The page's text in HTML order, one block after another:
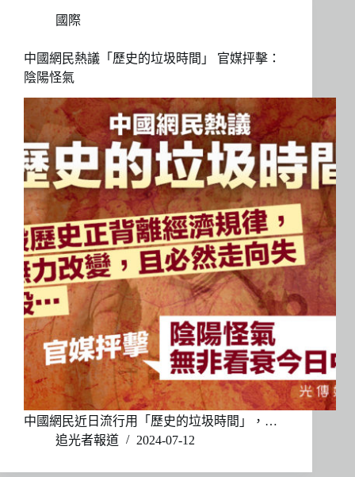
國際
中國網民熱議「歷史的垃圾時間」 官媒抨擊：
陰陽怪氣
中國網民近日流行用「歷史的垃圾時間」，…
追光者報道
2024-07-12